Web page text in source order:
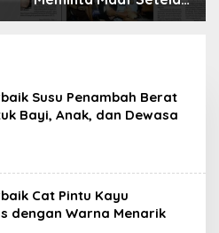
Susu Penambah Berat
Bayi, Anak, dan Dewasa
Cat Pintu Kayu
dengan Warna Menarik